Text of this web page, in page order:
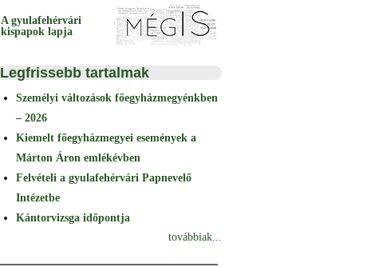
A gyulafehérvári
kispapok lapja
Legfrissebb tartalmak
Személyi változások főegyházmegyénkben
– 2026
Kiemelt főegyházmegyei események a
Márton Áron emlékévben
Felvételi a gyulafehérvári Papnevelő
Intézetbe
Kántorvizsga időpontja
továbbiak...